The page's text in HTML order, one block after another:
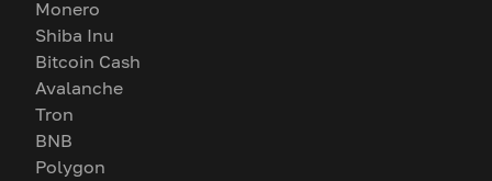
Monero
Shiba Inu
Bitcoin Cash
Avalanche
Tron
BNB
Polygon